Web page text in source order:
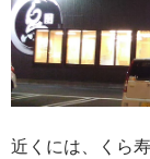
近くには、くら